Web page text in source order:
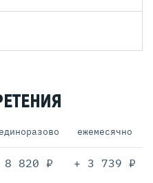
единоразово ежемесячно
8 820 ₽ + 3 739 ₽